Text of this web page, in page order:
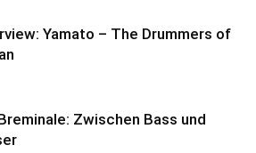
Yamato – The Drummers of
Zwischen Bass und